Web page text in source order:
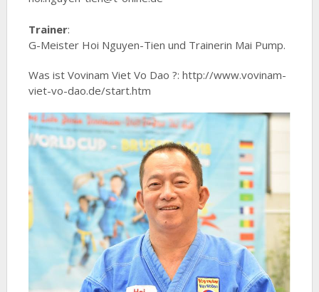
Trainer:
G-Meister Hoi Nguyen-Tien und Trainerin Mai Pump.
Was ist Vovinam Viet Vo Dao ?: http://www.vovinam-
viet-vo-dao.de/start.htm